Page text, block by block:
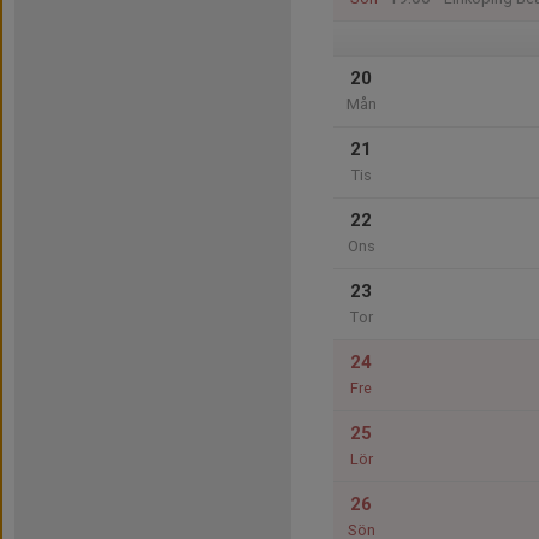
20
Mån
21
Tis
22
Ons
23
Tor
24
Fre
25
Lör
26
Sön